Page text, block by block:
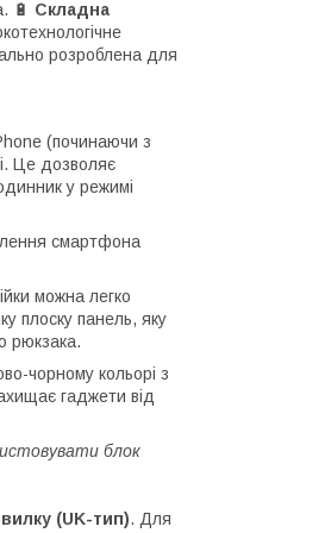
🔋 Складна
розроблена для
(починаючи з
Це дозволяє
у режимі
смартфона
можна легко
плоску панель, яку
рюкзака.
чорному кольорі з
гаджети від
блок
вилку (UK-тип). Для